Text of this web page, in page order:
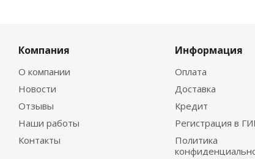
Компания
О компании
Новости
Отзывы
Наши работы
Контакты
Информация
Оплата
Доставка
Кредит
Регистрация в
Политика